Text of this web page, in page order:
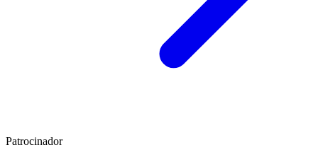
Patrocinador